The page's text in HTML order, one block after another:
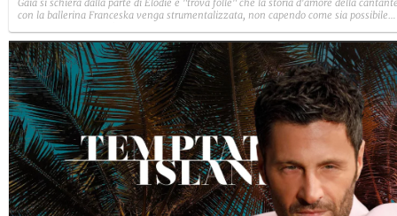
Gaia si schiera dalla parte di Elodie e "trova folle" che la storia d'amore della
con la ballerina Franceska venga strumentalizzata, non capendo come sia possibile